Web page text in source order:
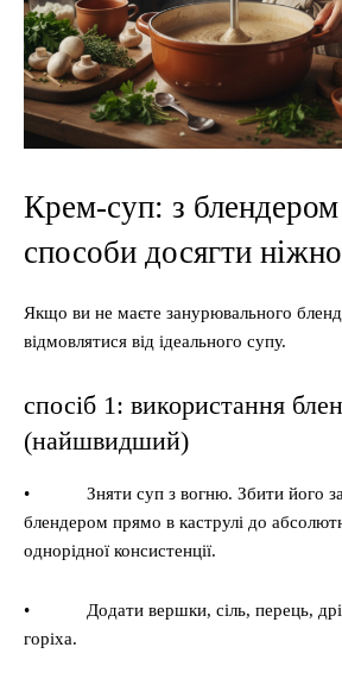
Крем-суп: з блендером
способи досягти
Якщо ви не маєте занурювального
відмовлятися від ідеального супу.
спосіб 1: використання
(найшвидший)
• Зняти суп з вогню. Збити його
блендером прямо в каструлі до
однорідної консистенції.
• Додати вершки, сіль, перець,
горіха.